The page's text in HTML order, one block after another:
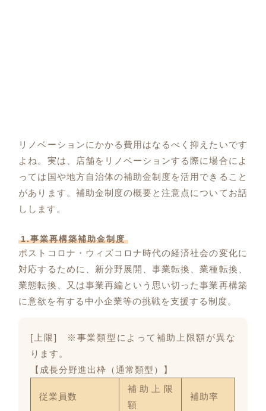
リノベーションにかかる費用はなるべく抑えたいです
よね。実は、店舗をリノベーションする際に場合によ
っては国や地方自治体の補助金制度を活用できること
があります。補助金制度の概要と注意点についてお話
しします。
1.事業再構築補助金制度
ポストコロナ・ウィズコロナ時代の経済社会の変化に
対応するために、新分野展開、事業転換、業種転換、
業態転換、又は事業再編という思い切った事業再構築
に意欲を有する中小企業等の挑戦を支援する制度。
[上限] ※事業類型によって補助上限額が異な
ります。
【成長分野進出枠（通常類型）】
従業員数
補助上限
額
補助率